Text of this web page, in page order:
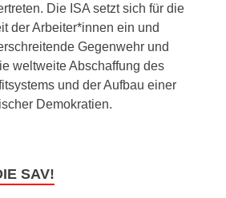
Die ISA setzt sich für die
der Arbeiter*innen ein und
Gegenwehr und
weltweite Abschaffung des
und der Aufbau einer
Demokratien.
SAV!